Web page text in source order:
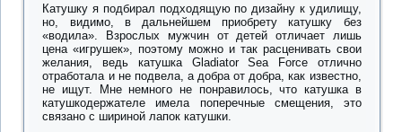
Катушку я подбирал подходящую по дизайну к удилищу,
но, видимо, в дальнейшем приобрету катушку без
«водила». Взрослых мужчин от детей отличает лишь
цена «игрушек», поэтому можно и так расценивать свои
желания, ведь катушка Gladiator Sea Force отлично
отработала и не подвела, а добра от добра, как известно,
не ищут. Мне немного не понравилось, что катушка в
катушкодержателе имела поперечные смещения, это
связано с шириной лапок катушки.